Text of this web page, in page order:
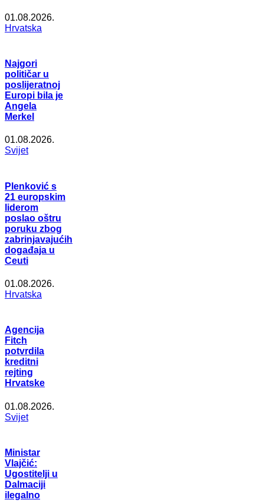
01.08.2026.
Hrvatska
Najgori
političar u
poslijeratnoj
Europi bila je
Angela
Merkel
01.08.2026.
Svijet
Plenković s
21 europskim
liderom
poslao oštru
poruku zbog
zabrinjavajućih
događaja u
Ceuti
01.08.2026.
Hrvatska
Agencija
Fitch
potvrdila
kreditni
rejting
Hrvatske
01.08.2026.
Svijet
Ministar
Vlajčić:
Ugostitelji u
Dalmaciji
ilegalno